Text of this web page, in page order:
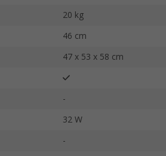
20 kg
46 cm
47 x 53 x 58 cm
-
32 W
-